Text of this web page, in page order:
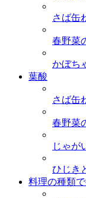
さば缶
春野菜
かぼち
葉酸
さば缶
春野菜
じゃが
ひじき
料理の種類